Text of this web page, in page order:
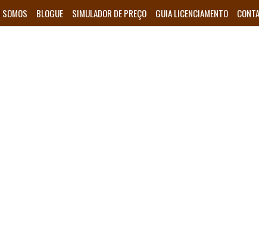
SOMOS BLOGUE SIMULADOR DE PREÇO GUIA LICENCIAMENTO